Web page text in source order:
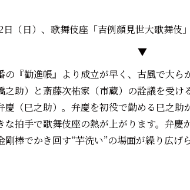
（日）、歌舞伎座「吉例顔見世大歌舞伎
▼
『勧進帳』より成立が早く、古風で大ら
之助）と斎藤次祐家（市蔵）の詮議を受け
慶（巳之助）。弁慶を初役で勤める巳之助
な拍手で歌舞伎座の熱が上がります。弁
剛棒でかき回す“芋洗い”の場面が繰り広